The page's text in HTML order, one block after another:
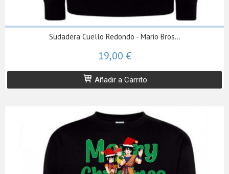
Sudadera Cuello Redondo - Mario Bros...
19,00 €
Añadir a Carrito